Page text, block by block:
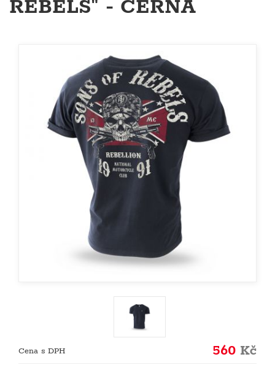
REBELS" - ČERNÁ
Cena s DPH 560 Kč